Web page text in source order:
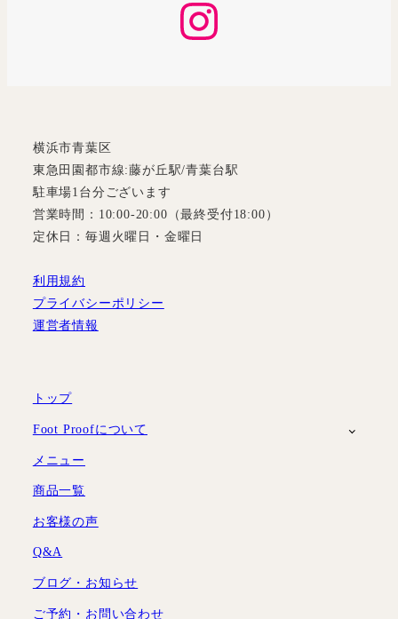
横浜市青葉区
東急田園都市線:藤が丘駅/青葉台駅
駐車場1台分ございます
営業時間：10:00-20:00（最終受付18:00）
定休日：毎週火曜日・金曜日
利用規約
プライバシーポリシー
運営者情報
トップ
Foot Proofについて
メニュー
商品一覧
お客様の声
Q&A
ブログ・お知らせ
ご予約・お問い合わせ